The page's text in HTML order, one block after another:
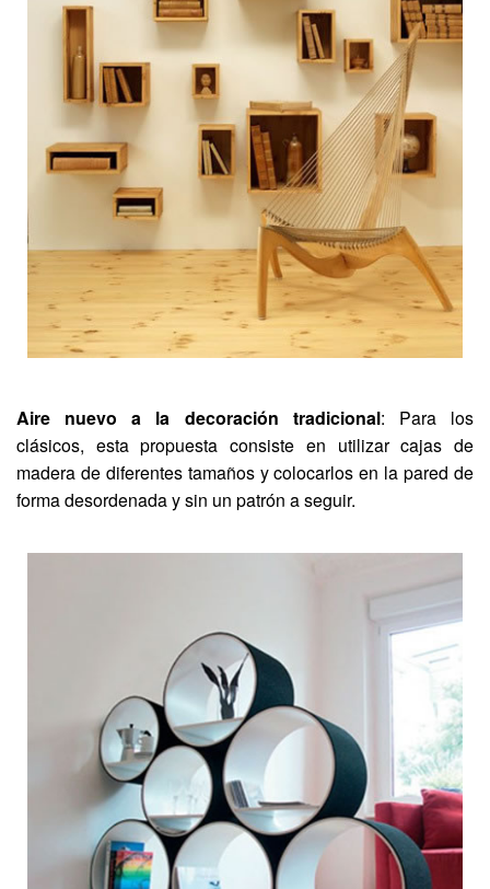
Aire nuevo a la decoración tradicional: Para los
clásicos, esta propuesta consiste en utilizar cajas de
madera de diferentes tamaños y colocarlos en la pared de
forma desordenada y sin un patrón a seguir.